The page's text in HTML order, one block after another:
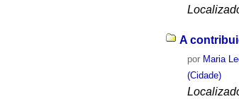
A
por Maria
(Cidade)